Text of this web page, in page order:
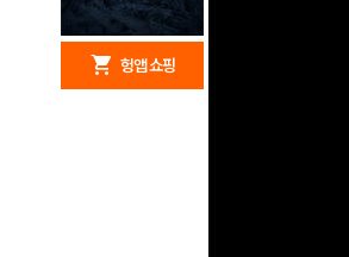
shopping_cart 헝앱 쇼핑